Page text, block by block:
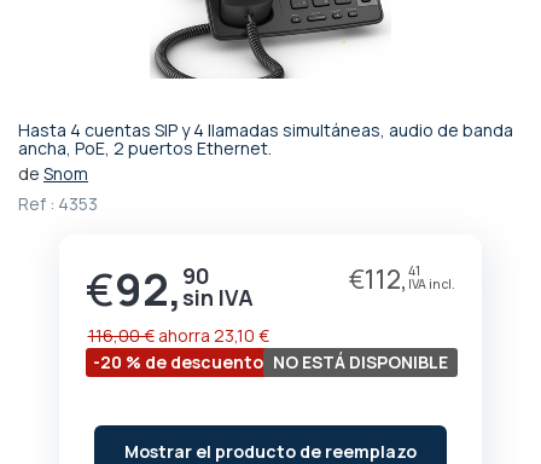
Hasta 4 cuentas SIP y 4 llamadas simultáneas, audio de banda
ancha, PoE, 2 puertos Ethernet.
de Snom
Ref : 4353
Precio
especial
€92, 90 €112, 41
-20 % de descuento
116,00 €ahorra 23,10 €
NO ESTÁ DISPONIBLE
Mostrar el producto de reemplazo
Saltar
al
de